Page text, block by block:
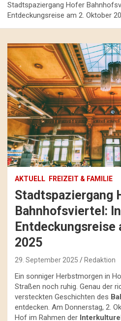
Stadtspaziergang Hofer
Entdeckungsreise am 2. Oktober
AKTUELL FREIZEIT & FAMILIE
Stadtspaziergang
Bahnhofsviertel:
Entdeckungsreise
2025
29. September 2025 Redaktion
Ein sonniger Herbstmorgen in
Straßen noch ruhig. Genau der
versteckten Geschichten des
entdecken. Am Donnerstag, 2.
Hof im Rahmen der